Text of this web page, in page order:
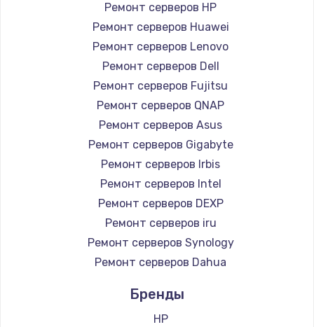
Ремонт серверов HP
Ремонт серверов Huawei
Ремонт серверов Lenovo
Ремонт серверов Dell
Ремонт серверов Fujitsu
Ремонт серверов QNAP
Ремонт серверов Asus
Ремонт серверов Gigabyte
Ремонт серверов Irbis
Ремонт серверов Intel
Ремонт серверов DEXP
Ремонт серверов iru
Ремонт серверов Synology
Ремонт серверов Dahua
Бренды
HP